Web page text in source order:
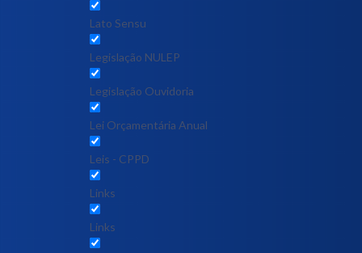
Lato Sensu
Legislação NULEP
Legislação Ouvidoria
Lei Orçamentária Anual
Leis - CPPD
Links
Links